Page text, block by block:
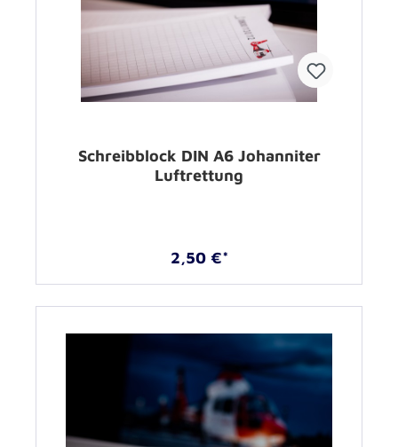
Schreibblock DIN A6 Johanniter
Luftrettung
2,50 €*